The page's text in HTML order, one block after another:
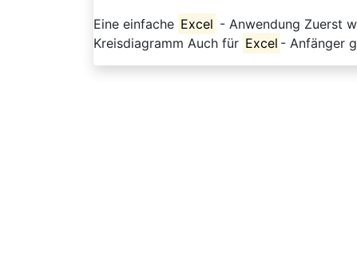
Eine einfache Excel - Anwendung Zuerst
Kreisdiagramm Auch für Excel - Anfänger